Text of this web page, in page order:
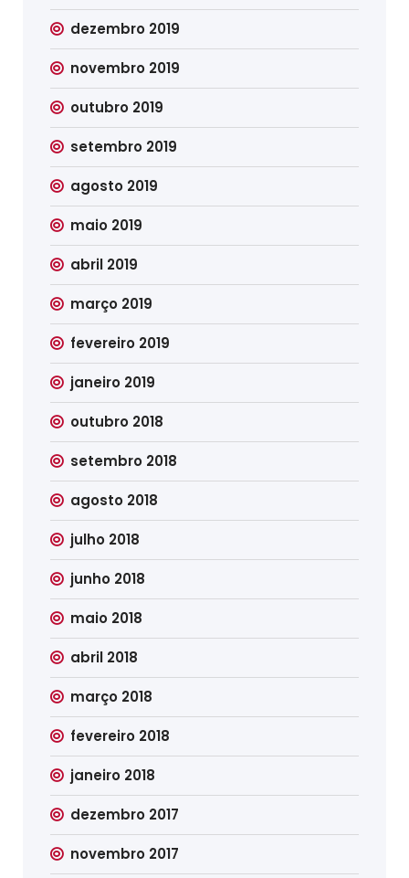
dezembro 2019
novembro 2019
outubro 2019
setembro 2019
agosto 2019
maio 2019
abril 2019
março 2019
fevereiro 2019
janeiro 2019
outubro 2018
setembro 2018
agosto 2018
julho 2018
junho 2018
maio 2018
abril 2018
março 2018
fevereiro 2018
janeiro 2018
dezembro 2017
novembro 2017